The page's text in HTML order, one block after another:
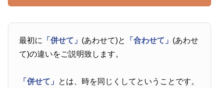
最初に 「併せて」 (あわせて)と 「合わせて」 (あわせ
て)の違いをご説明致します。
「併せて」 とは、時を同じくしてということです。